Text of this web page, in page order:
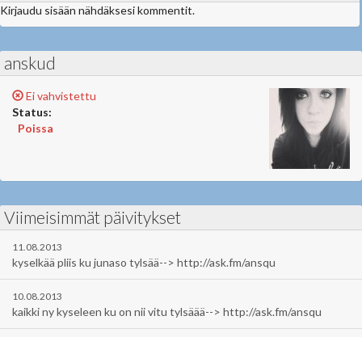
Kirjaudu sisään nähdäksesi kommentit.
anskud
Ei vahvistettu
Status:
Poissa
Viimeisimmät päivitykset
11.08.2013
kyselkää pliis ku junaso tylsää--> http://ask.fm/ansqu
10.08.2013
kaikki ny kyseleen ku on nii vitu tylsäää--> http://ask.fm/ansqu